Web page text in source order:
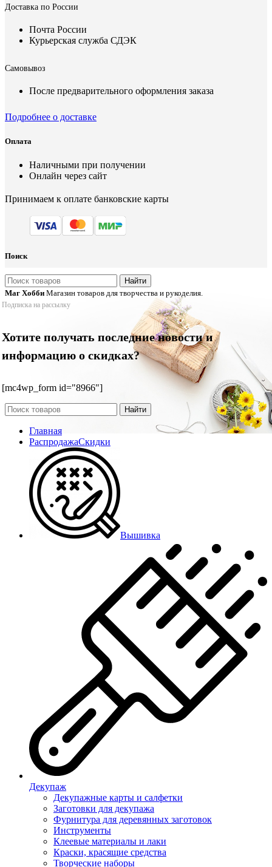
Доставка по России
Почта России
Курьерская служба СДЭК
Самовывоз
После предварительного оформления заказа
Подробнее о доставке
Оплата
Наличными при получении
Онлайн через сайт
Принимаем к оплате банковские карты
Поиск
Найти
Маг Хобби Магазин товаров для творчества и рукоделия.
Подписка на рассылку
Хотите получать последние новости и
информацию о скидках?
[mc4wp_form id="8966"]
Найти
Главная
РаспродажаСкидки
Вышивка
Декупаж
Декупажные карты и салфетки
Заготовки для декупажа
Фурнитура для деревянных заготовок
Инструменты
Клеевые материалы и лаки
Краски, красящие средства
Творческие наборы